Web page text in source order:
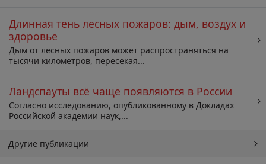
Длинная тень лесных пожаров: дым, воздух и
здоровье
Дым от лесных пожаров может распространяться на
тысячи километров, пересекая...
Ландспауты всё чаще появляются в России
Согласно исследованию, опубликованному в Докладах
Российской академии наук,...
Другие публикации